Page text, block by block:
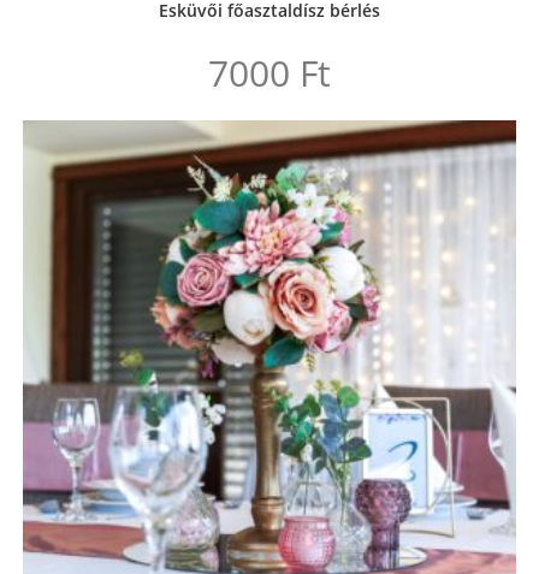
Esküvői főasztaldísz bérlés
7000 Ft